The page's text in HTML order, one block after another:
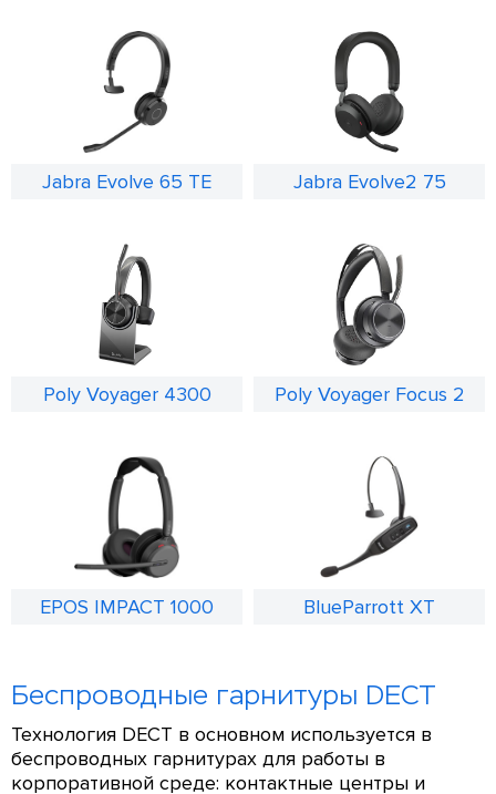
Jabra Evolve 65 TE Jabra Evolve2 75
Poly Voyager 4300 Poly Voyager Focus 2
EPOS IMPACT 1000 BlueParrott XT
Беспроводные гарнитуры DECT
Технология DECT в основном используется в
беспроводных гарнитурах для работы в
корпоративной среде: контактные центры и